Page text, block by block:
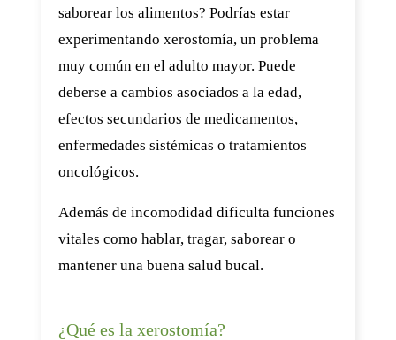
saborear los alimentos? Podrías estar
experimentando xerostomía, un problema
muy común en el adulto mayor. Puede
deberse a cambios asociados a la edad,
efectos secundarios de medicamentos,
enfermedades sistémicas o tratamientos
oncológicos.
Además de incomodidad dificulta funciones
vitales como hablar, tragar, saborear o
mantener una buena salud bucal.
¿Qué es la xerostomía?